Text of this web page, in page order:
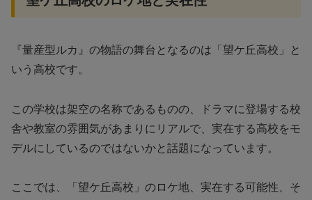
『量産型ルカ』の物語の舞台となるのは「望ケ丘高校」と
いう高校です。
この学校は架空の名称であるものの、ドラマに登場する校
舎や教室の雰囲気があまりにリアルで、実在する高校をモ
デルにしているのではないかと話題になっています。
ここでは、「望ケ丘高校」のロケ地、実在する可能性、そ